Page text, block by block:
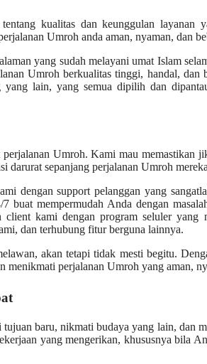
kualitas dan keunggulan layanan
Umroh anda aman, nyaman, dan
yang sudah melayani umat Islam
Umroh berkualitas tinggi, handal, dan
lain, yang semua dipilih dan
Umroh. Kami mau memastikan
darurat sepanjang perjalanan Umroh
dengan support pelanggan yang
mempermudah Anda dengan
kami dengan program seluler yang
dan terhubung fitur berguna lainnya.
akan tetapi tidak mesti begitu.
menikmati perjalanan Umroh yang aman,
baru, nikmati budaya yang lain, dan
yang mengerikan, khususnya bila